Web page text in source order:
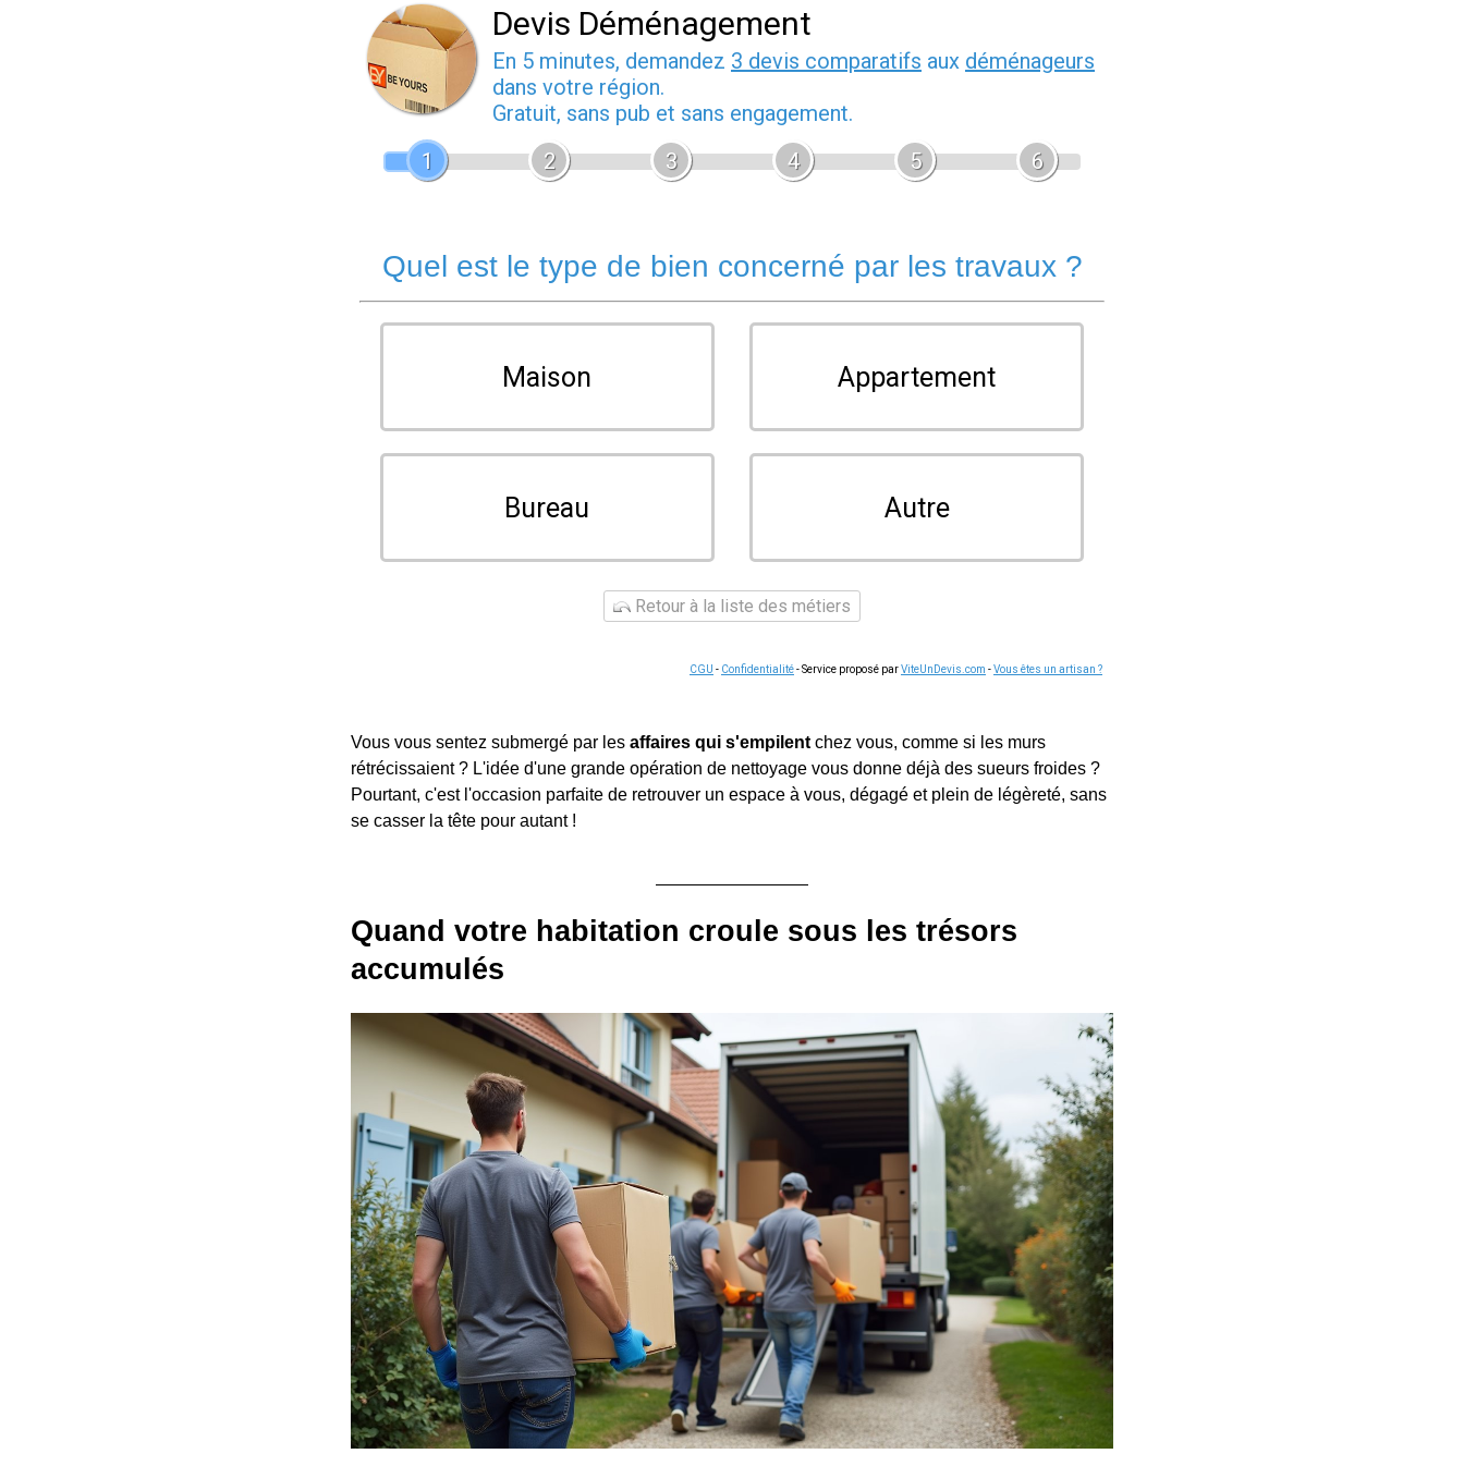
Devis Déménagement
En 5 minutes, demandez 3 devis comparatifs aux déménageurs
dans votre région.
Gratuit, sans pub et sans engagement.
1
2 3 4 5 6
Quel est le type de bien concerné par les travaux ?
Maison Appartement
Bureau Autre
Retour à la liste des métiers
CGU - Confidentialité- Service proposé parViteUnDevis.com -Vous êtes un artisan ?
Vous vous sentez submergé par les affaires qui s'empilent chez vous, comme si les murs
rétrécissaient ? L'idée d'une grande opération de nettoyage vous donne déjà des sueurs froides ?
Pourtant, c'est l'occasion parfaite de retrouver un espace à vous, dégagé et plein de légèreté, sans
se casser la tête pour autant !
Quand votre habitation croule sous les trésors
accumulés